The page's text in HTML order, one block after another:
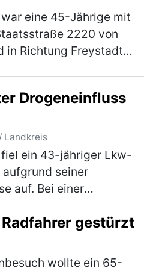
eine 45-Jährige mit
2220 von
in Richtung Freystadt
Drogeneinfluss
Landkreis
ein 43-jähriger Lkw-
aufgrund seiner
auf. Bei einer
Herr unter dem Einflus…
gestürzt
wollte ein 65-